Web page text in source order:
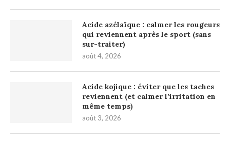
Acide azélaïque : calmer les rougeurs
qui reviennent après le sport (sans
sur-traiter)
août 4, 2026
Acide kojique : éviter que les taches
reviennent (et calmer l’irritation en
même temps)
août 3, 2026